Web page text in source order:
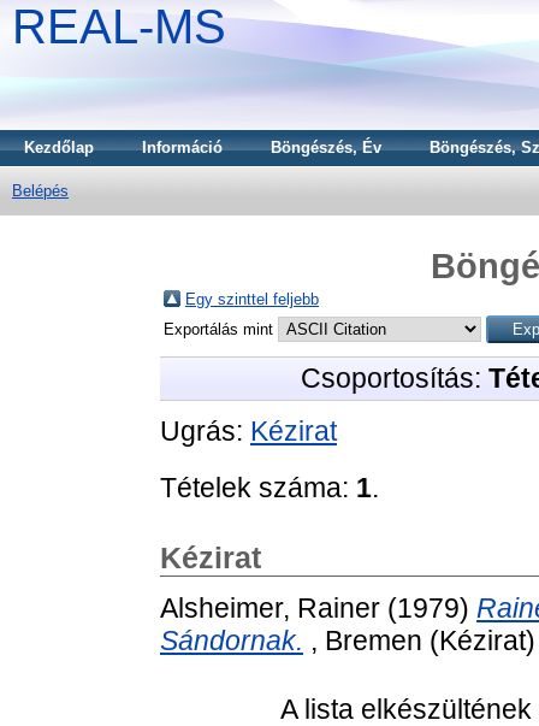
REAL-MS
Kezdőlap Információ Böngészés, Év Böngészés,
Belépés
Egy szinttel feljebb
Exportálás mint
Csoportosítás:
Ugrás: Kézirat
Tételek száma: 1.
Kézirat
Alsheimer, Rainer (1979)
Sándornak. , Bremen (Kézirat)
A lista